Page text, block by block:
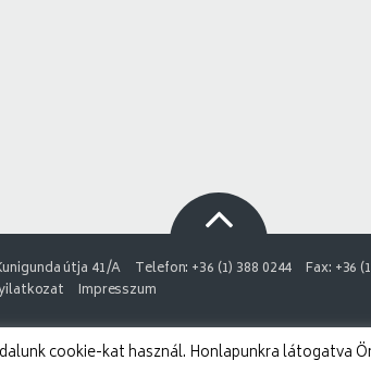
útja 41/A Telefon: +36 (1) 388 0244
Fax: +36
Impresszum
cookie-kat használ. Honlapunkra látogatva